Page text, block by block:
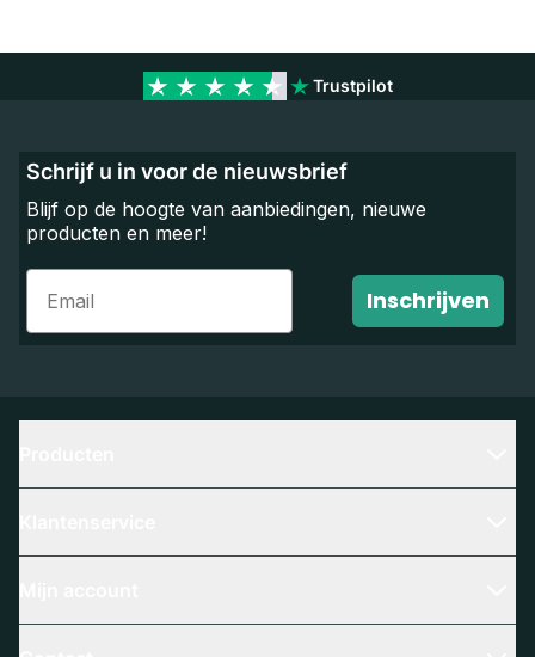
Trustpilot
Schrijf u in voor de nieuwsbrief
Blijf op de hoogte van aanbiedingen, nieuwe
producten en meer!
Email
Inschrijven